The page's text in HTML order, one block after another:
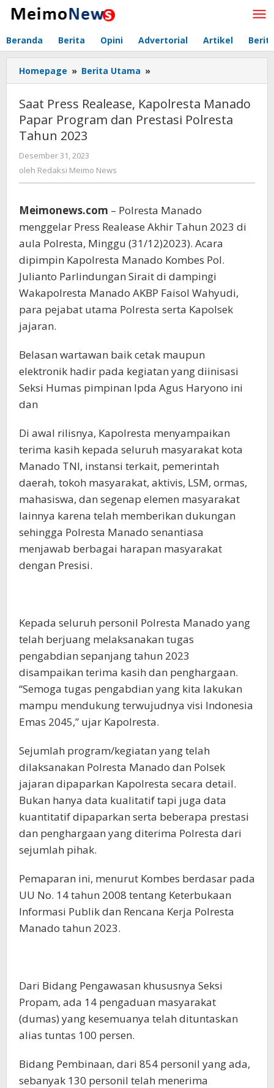
Lewati
Beranda Berita Opini Advertorial Artikel
Homepage » Berita Utama »
Press
Realease,
Kapolresta
Manado
Polresta
2023
Saat Press Realease, Kapolresta Manado
Papar Program dan Prestasi Polresta
Tahun 2023
Desember 31, 2023
Redaksi
oleh Redaksi Meimo News
Meimonews.com – Polresta Manado
menggelar Press Realease Akhir Tahun 2023 di
aula Polresta, Minggu (31/12)2023). Acara
dipimpin Kapolresta Manado Kombes Pol.
Julianto Parlindungan Sirait di dampingi
Wakapolresta Manado AKBP Faisol Wahyudi,
para pejabat utama Polresta serta Kapolsek
jajaran.
Belasan wartawan baik cetak maupun
elektronik hadir pada kegiatan yang diinisasi
Seksi Humas pimpinan Ipda Agus Haryono ini
dan
Di awal rilisnya, Kapolresta menyampaikan
terima kasih kepada seluruh masyarakat kota
Manado TNI, instansi terkait, pemerintah
daerah, tokoh masyarakat, aktivis, LSM, ormas,
mahasiswa, dan segenap elemen masyarakat
lainnya karena telah memberikan dukungan
sehingga Polresta Manado senantiasa
menjawab berbagai harapan masyarakat
dengan Presisi.
Kepada seluruh personil Polresta Manado yang
telah berjuang melaksanakan tugas
pengabdian sepanjang tahun 2023
disampaikan terima kasih dan penghargaan.
“Semoga tugas pengabdian yang kita lakukan
mampu mendukung terwujudnya visi Indonesia
Emas 2045,” ujar Kapolresta.
Sejumlah program/kegiatan yang telah
dilaksanakan Polresta Manado dan Polsek
jajaran dipaparkan Kapolresta secara detail.
Bukan hanya data kualitatif tapi juga data
kuantitatif dipaparkan serta beberapa prestasi
dan penghargaan yang diterima Polresta dari
sejumlah pihak.
Pemaparan ini, menurut Kombes berdasar pada
UU No. 14 tahun 2008 tentang Keterbukaan
Informasi Publik dan Rencana Kerja Polresta
Manado tahun 2023.
Dari Bidang Pengawasan khususnya Seksi
Propam, ada 14 pengaduan masyarakat
(dumas) yang kesemuanya telah dituntaskan
alias tuntas 100 persen.
Bidang Pembinaan, dari 854 personil yang ada,
sebanyak 130 personil telah menerima